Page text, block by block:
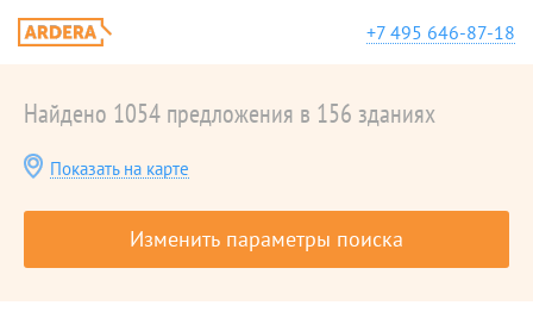
+7 495 646-87-18
Найдено 1054 предложения в 156 зданиях
Показать на карте
Изменить параметры поиска